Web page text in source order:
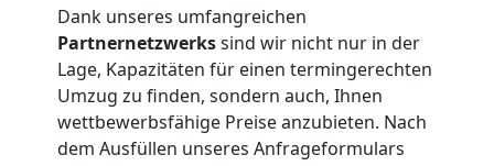
Dank unseres umfangreichen
Partnernetzwerkssind wir nicht nur in der
Lage, Kapazitäten für einen termingerechten
Umzug zu finden, sondern auch, Ihnen
wettbewerbsfähige Preise anzubieten. Nach
dem Ausfüllen unseres Anfrageformulars
Umzug
Leonding